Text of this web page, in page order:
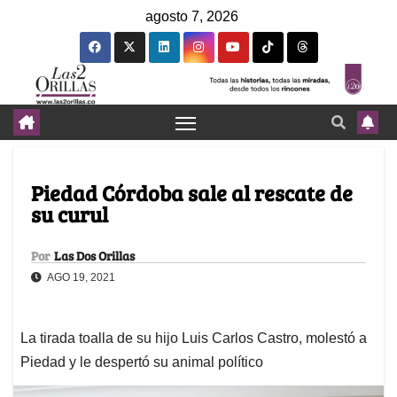
agosto 7, 2026
Piedad Córdoba sale al rescate de
su curul
Por Las Dos Orillas
AGO 19, 2021
La tirada toalla de su hijo Luis Carlos Castro, molestó a
Piedad y le despertó su animal político